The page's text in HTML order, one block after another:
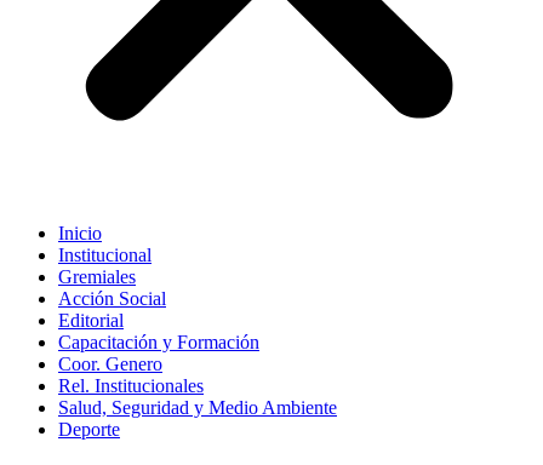
Inicio
Institucional
Gremiales
Acción Social
Editorial
Capacitación y Formación
Coor. Genero
Rel. Institucionales
Salud, Seguridad y Medio Ambiente
Deporte